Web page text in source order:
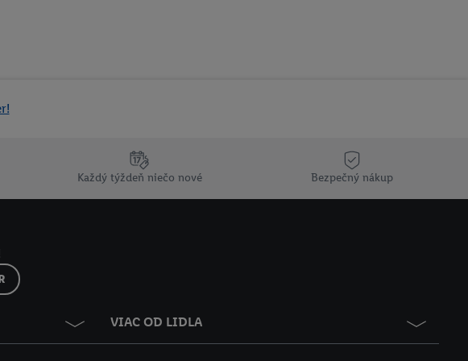
Každý týždeň niečo nové Bezpečný nákup
VIAC OD LIDLA